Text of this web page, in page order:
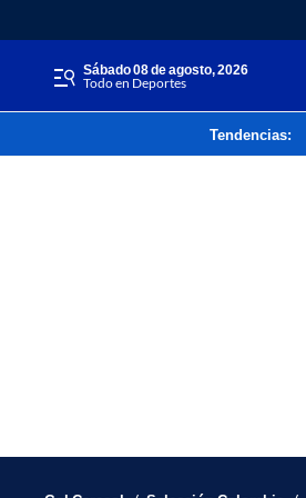
sábado 08 de agosto, 2026
Todo en Deportes
Tendencias: